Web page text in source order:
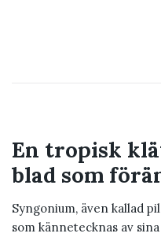
En tropisk
blad som
Syngonium, även kallad
som kännetecknas av